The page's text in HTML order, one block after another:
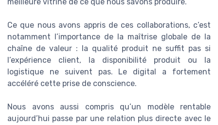
Ce que nous avons appris de ces collaborations, c’est
notamment l’importance de la maîtrise globale de la
chaîne de valeur : la qualité produit ne suffit pas si
l’expérience client, la disponibilité produit ou la
logistique ne suivent pas. Le digital a fortement
accéléré cette prise de conscience.
Nous avons aussi compris qu’un modèle rentable
aujourd’hui passe par une relation plus directe avec le